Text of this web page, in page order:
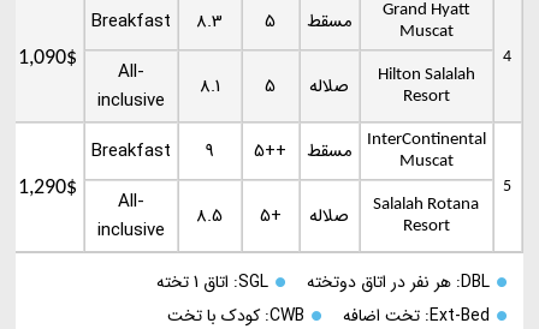
4
Grand Hyatt
Muscat
مسقط 5
8.3
Breakfast
1,090$
Hilton Salalah
Resort
صلاله 5
8.1
All-
inclusive
5
InterContinental
Muscat
مسقط 5++
9
Breakfast
1,290$
Salalah Rotana
Resort
صلاله 5+
8.5
All-
inclusive
DBL: هر نفر در اتاق دوتخته
SGL: اتاق 1 تخته
Ext-Bed: تخت اضافه
CWB: کودک با تخت